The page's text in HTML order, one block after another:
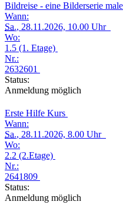
Bildreise - eine Bilderserie
Wann:
Sa., 28.11.2026, 10.00 Uhr
Wo:
1.5 (1. Etage)
Nr.:
2632601
Status:
Anmeldung möglich
Erste Hilfe Kurs
Wann:
Sa., 28.11.2026, 8.00 Uhr
Wo:
2.2 (2.Etage)
Nr.:
2641809
Status:
Anmeldung möglich